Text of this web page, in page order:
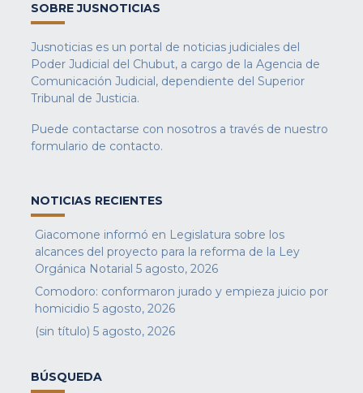
SOBRE JUSNOTICIAS
Jusnoticias es un portal de noticias judiciales del
Poder Judicial del Chubut, a cargo de la Agencia de
Comunicación Judicial, dependiente del Superior
Tribunal de Justicia.
Puede contactarse con nosotros a través de nuestro
formulario de contacto.
NOTICIAS RECIENTES
Giacomone informó en Legislatura sobre los
alcances del proyecto para la reforma de la Ley
Orgánica Notarial 5 agosto, 2026
Comodoro: conformaron jurado y empieza juicio por
homicidio 5 agosto, 2026
(sin título) 5 agosto, 2026
BÚSQUEDA